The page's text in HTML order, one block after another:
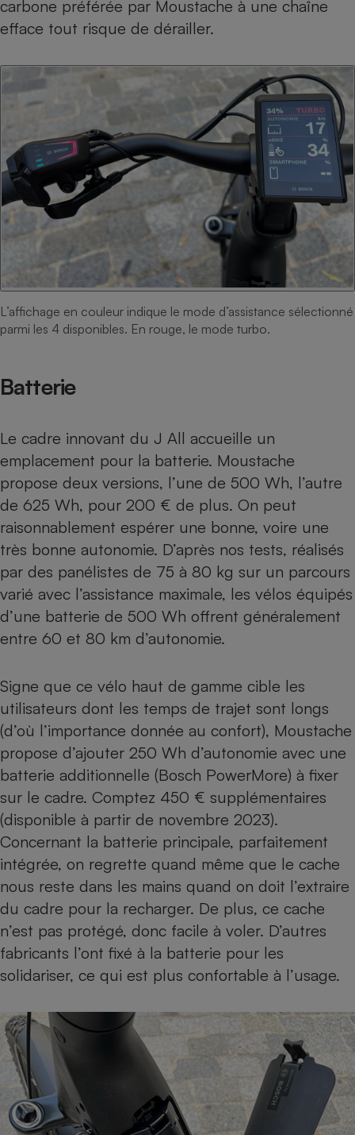
carbone préférée par Moustache à une chaîne
efface tout risque de dérailler.
L’affichage en couleur indique le mode d’assistance sélectionné
parmi les 4 disponibles. En rouge, le mode turbo.
Batterie
Le cadre innovant du J All accueille un
emplacement pour la batterie. Moustache
propose deux versions, l’une de 500 Wh, l’autre
de 625 Wh, pour 200 € de plus. On peut
raisonnablement espérer une bonne, voire une
très bonne autonomie. D’après nos tests, réalisés
par des panélistes de 75 à 80 kg sur un parcours
varié avec l’assistance maximale, les vélos équipés
d’une batterie de 500 Wh offrent généralement
entre 60 et 80 km d’autonomie.
Signe que ce vélo haut de gamme cible les
utilisateurs dont les temps de trajet sont longs
(d’où l’importance donnée au confort), Moustache
propose d’ajouter 250 Wh d’autonomie avec une
batterie additionnelle (Bosch PowerMore) à fixer
sur le cadre. Comptez 450 € supplémentaires
(disponible à partir de novembre 2023).
Concernant la batterie principale, parfaitement
intégrée, on regrette quand même que le cache
nous reste dans les mains quand on doit l’extraire
du cadre pour la recharger. De plus, ce cache
n’est pas protégé, donc facile à voler. D’autres
fabricants l’ont fixé à la batterie pour les
solidariser, ce qui est plus confortable à l’usage.